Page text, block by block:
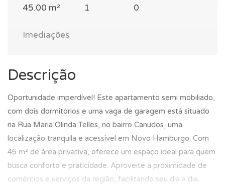
45.00 m²
1
0
Imediações
Descrição
Oportunidade imperdível! Este apartamento semi mobiliado,
com dois dormitórios e uma vaga de garagem está situado
na Rua Maria Olinda Telles, no bairro Canudos, uma
localização tranquila e acessível em Novo Hamburgo. Com
45 m² de área privativa, oferece um espaço ideal para quem
busca conforto e praticidade. Aproveite a proximidade de
comércios e serviços da região, facilitando seu dia a dia.